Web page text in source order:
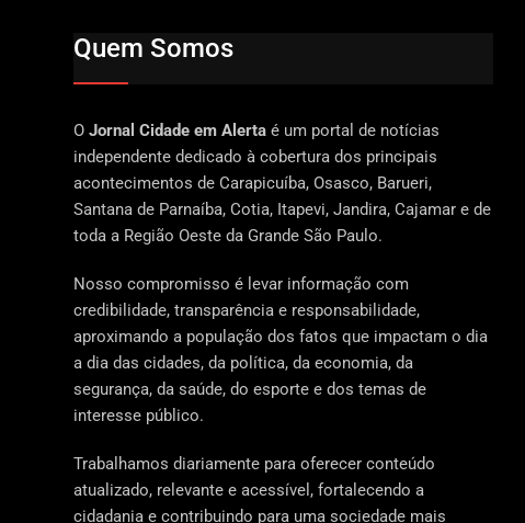
Quem Somos
O Jornal Cidade em Alerta é um portal de notícias
independente dedicado à cobertura dos principais
acontecimentos de Carapicuíba, Osasco, Barueri,
Santana de Parnaíba, Cotia, Itapevi, Jandira, Cajamar e de
toda a Região Oeste da Grande São Paulo.
Nosso compromisso é levar informação com
credibilidade, transparência e responsabilidade,
aproximando a população dos fatos que impactam o dia
a dia das cidades, da política, da economia, da
segurança, da saúde, do esporte e dos temas de
interesse público.
Trabalhamos diariamente para oferecer conteúdo
atualizado, relevante e acessível, fortalecendo a
cidadania e contribuindo para uma sociedade mais